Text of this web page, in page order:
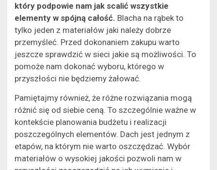
który podpowie nam jak scalić wszystkie
elementy w spójną całość. Blacha na rąbek to
tylko jeden z materiałów jaki należy dobrze
przemyśleć. Przed dokonaniem zakupu warto
jeszcze sprawdzić w sieci jakie są możliwości. To
pomoże nam dokonać wyboru, którego w
przyszłości nie będziemy żałować.
Pamiętajmy również, że różne rozwiązania mogą
różnić się od siebie ceną. To szczególnie ważne w
kontekście planowania budżetu i realizacji
poszczególnych elementów. Dach jest jednym z
etapów, na którym nie warto oszczędzać. Wybór
materiałów o wysokiej jakości pozwoli nam w